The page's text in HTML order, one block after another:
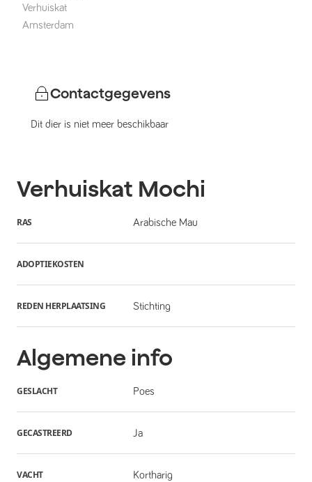
Verhuiskat
Amsterdam
Contactgegevens
Dit dier is niet meer beschikbaar
Verhuiskat Mochi
RAS Arabische Mau
ADOPTIEKOSTEN
REDEN HERPLAATSING Stichting
Algemene info
GESLACHT Poes
GECASTREERD Ja
VACHT Kortharig